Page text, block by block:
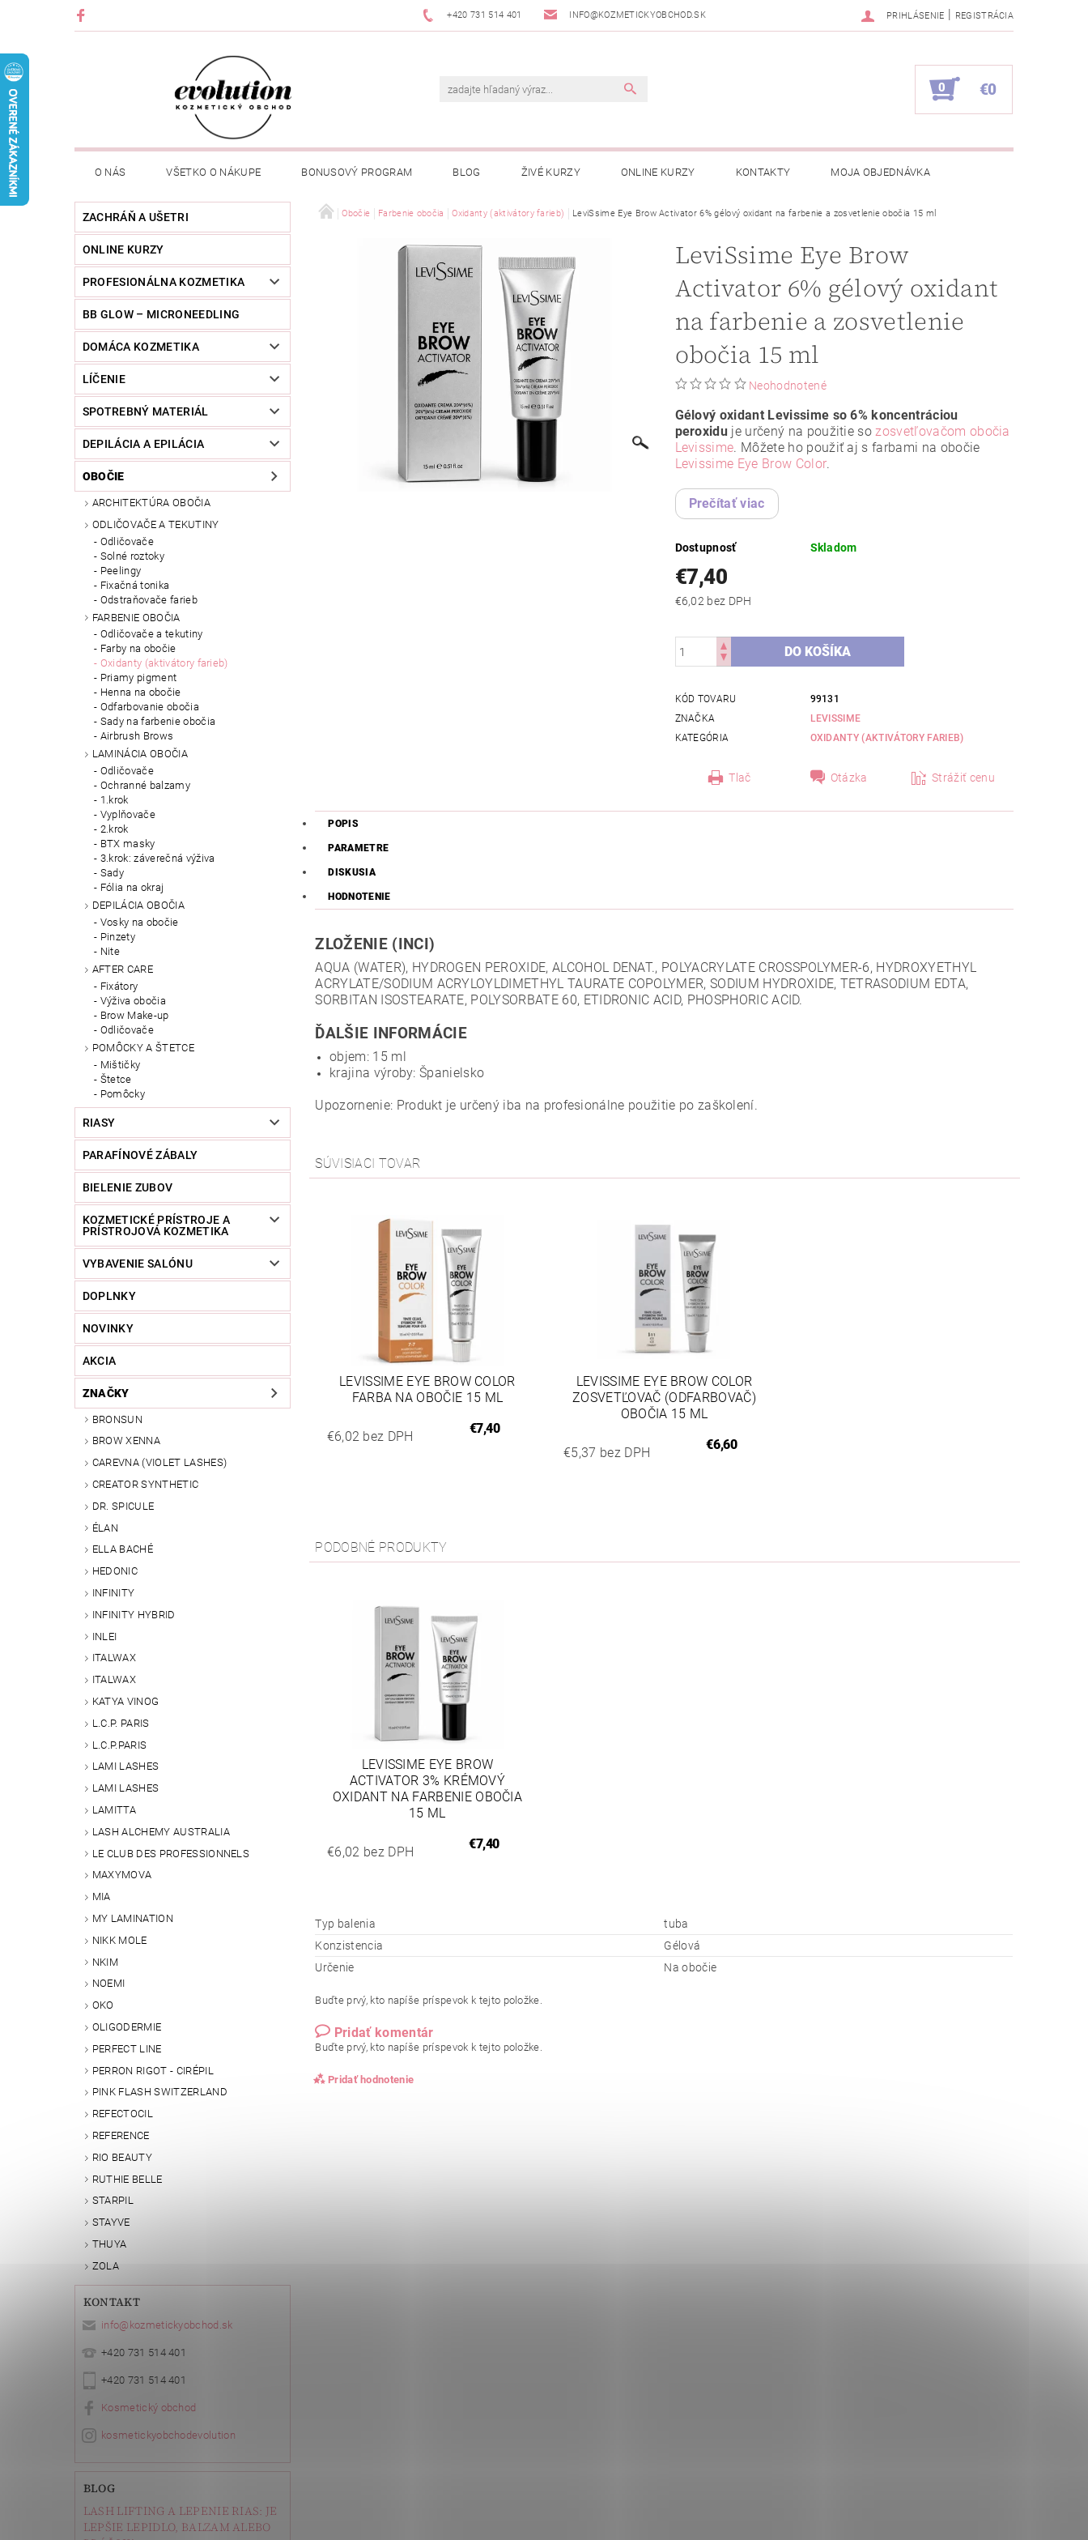
+420 731 514 401 INFO@KOZMETICKYOBCHOD.SK PRIHLÁSENIE | REGISTRÁCIA
0 €0
O NÁS VŠETKO O NÁKUPE BONUSOVÝ PROGRAM BLOG ŽIVÉ KURZY ONLINE KURZY KONTAKTY MOJA OBJEDNÁVKA
ZACHRÁŇ A UŠETRI
ONLINE KURZY
PROFESIONÁLNA KOZMETIKA
BB GLOW – MICRONEEDLING
DOMÁCA KOZMETIKA
LÍČENIE
SPOTREBNÝ MATERIÁL
DEPILÁCIA A EPILÁCIA
OBOČIE
ARCHITEKTÚRA OBOČIA
ODLIČOVAČE A TEKUTINY
Odličovače
Solné roztoky
Peelingy
Fixačná tonika
Odstraňovače farieb
FARBENIE OBOČIA
Odličovače a tekutiny
Farby na obočie
Oxidanty (aktivátory farieb)
Priamy pigment
Henna na obočie
Odfarbovanie obočia
Sady na farbenie obočia
Airbrush Brows
LAMINÁCIA OBOČIA
Odličovače
Ochranné balzamy
1.krok
Vyplňovače
2.krok
BTX masky
3.krok: záverečná výživa
Sady
Fólia na okraj
DEPILÁCIA OBOČIA
Vosky na obočie
Pinzety
Nite
AFTER CARE
Fixátory
Výživa obočia
Brow Make-up
Odličovače
POMÔCKY A ŠTETCE
Mištičky
Štetce
Pomôcky
RIASY
PARAFÍNOVÉ ZÁBALY
BIELENIE ZUBOV
KOZMETICKÉ PRÍSTROJE A
PRÍSTROJOVÁ KOZMETIKA
VYBAVENIE SALÓNU
DOPLNKY
NOVINKY
AKCIA
ZNAČKY
BRONSUN
BROW XENNA
CAREVNA (VIOLET LASHES)
CREATOR SYNTHETIC
DR. SPICULE
ÉLAN
ELLA BACHÉ
HEDONIC
INFINITY
INFINITY HYBRID
INLEI
ITALWAX
ITALWAX
KATYA VINOG
L.C.P. PARIS
L.C.P.PARIS
LAMI LASHES
LAMI LASHES
LAMITTA
LASH ALCHEMY AUSTRALIA
LE CLUB DES PROFESSIONNELS
MAXYMOVA
MIA
MY LAMINATION
NIKK MOLE
NKIM
NOEMI
OKO
OLIGODERMIE
PERFECT LINE
PERRON RIGOT - CIRÉPIL
PINK FLASH SWITZERLAND
REFECTOCIL
REFERENCE
RIO BEAUTY
RUTHIE BELLE
STARPIL
STAYVE
THUYA
ZOLA
KONTAKT
info@ kozmetickyobchod.sk
+420 731 514 401
+420 731 514 401
Kosmetický obchod
kosmetickyobchodevolution
BLOG
LASH LIFTING A LEPENIE RIAS: JE
LEPŠIE LEPIDLO, BALZAM ALEBO
Obočie Farbenie obočia Oxidanty (aktivátory farieb) LeviSsime Eye Brow Activator 6% gélový oxidant na farbenie a zosvetlenie obočia 15 ml
LeviSsime Eye Brow
Activator 6% gélový oxidant
na farbenie a zosvetlenie
obočia 15 ml
Neohodnotené
Gélový oxidant Levissime so 6% koncentráciou
peroxidu je určený na použitie sozosvetľovačom obočia
Levissime. Môžete ho použiť aj s farbami na obočie
Levissime Eye Brow Color.
Prečítať viac
Dostupnosť Skladom
€7,40
€6,02 bez DPH
KÓD TOVARU
99131
ZNAČKA
LEVISSIME
KATEGÓRIA
OXIDANTY (AKTIVÁTORY FARIEB)
Tlač Otázka Strážiť cenu
POPIS
PARAMETRE
DISKUSIA
HODNOTENIE
ZLOŽENIE (INCI)
AQUA (WATER), HYDROGEN PEROXIDE, ALCOHOL DENAT., POLYACRYLATE CROSSPOLYMER-6, HYDROXYETHYL
ACRYLATE/SODIUM ACRYLOYLDIMETHYL TAURATE COPOLYMER, SODIUM HYDROXIDE, TETRASODIUM EDTA,
SORBITAN ISOSTEARATE, POLYSORBATE 60, ETIDRONIC ACID, PHOSPHORIC ACID.
ĎALŠIE INFORMÁCIE
objem: 15 ml
krajina výroby: Španielsko
Upozornenie: Produkt je určený iba na profesionálne použitie po zaškolení.
SÚVISIACI TOVAR
LEVISSIME EYE BROW COLOR
FARBA NA OBOČIE 15 ML
€6,02 bez DPH
€7,40
LEVISSIME EYE BROW COLOR
ZOSVETĽOVAČ (ODFARBOVAČ)
OBOČIA 15 ML
€5,37 bez DPH
€6,60
PODOBNÉ PRODUKTY
LEVISSIME EYE BROW
ACTIVATOR 3% KRÉMOVÝ
OXIDANT NA FARBENIE OBOČIA
15 ML
€6,02 bez DPH
€7,40
Typ balenia
tuba
Konzistencia
Gélová
Určenie
Na obočie
Buďte prvý, kto napíše príspevok k tejto položke.
Pridať komentár
Buďte prvý, kto napíše príspevok k tejto položke.
Pridať hodnotenie